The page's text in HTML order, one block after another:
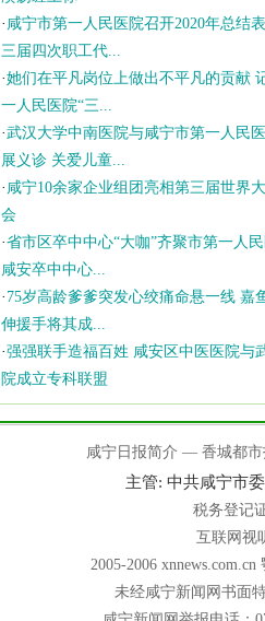
· 咸宁市第一人民医院召开2020年总结
三届四次职工代...
·她们在平凡岗位上做出不平凡的贡献
一人民医院“三...
·武汉大学中南医院与咸宁市第一人民
展义诊 关爱儿童...
· 咸宁10余家企业组团亮相第三届世界
会
·省市区卒中中心“大咖”齐聚市第一人
咸安卒中中心...
· 75岁高龄爹爹突发心绞痛命悬一线 嘉
伸援手将其成...
·强强联手造福百姓 咸安区中医医院与
院成立专科联盟
咸宁日报简介 — 香城都
主管: 中共咸宁市
税务登记
互联网视
2005-2006
未经咸宁新闻网书面